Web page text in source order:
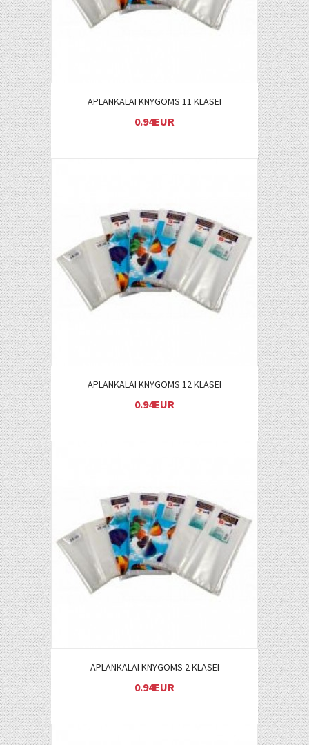
APLANKALAI KNYGOMS 11 KLASEI
0.94EUR
Į KREPŠELĮ
APLANKALAI KNYGOMS 12 KLASEI
0.94EUR
Į KREPŠELĮ
APLANKALAI KNYGOMS 2 KLASEI
0.94EUR